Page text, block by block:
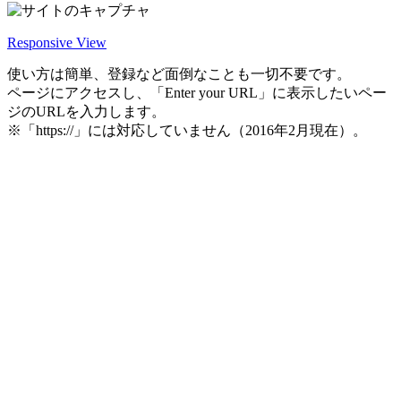
Responsive View
使い方は簡単、登録など面倒なことも一切不要です。
ページにアクセスし、「Enter your URL」に表示したいペー
ジのURLを入力します。
※「https://」には対応していません（2016年2月現在）。